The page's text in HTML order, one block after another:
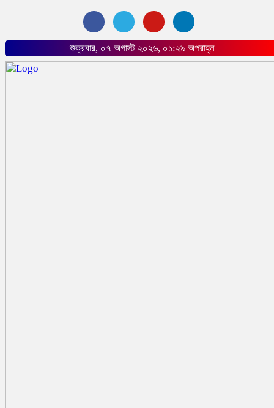
শুক্রবার, ০৭ অগাস্ট ২০২৬, ০১:২৯ অপরাহ্ন